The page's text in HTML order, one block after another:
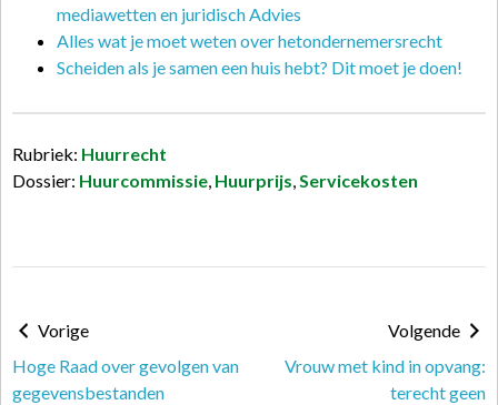
mediawetten en juridisch Advies
Alles wat je moet weten over hetondernemersrecht
Scheiden als je samen een huis hebt? Dit moet je doen!
Rubriek: Huurrecht
Dossier: Huurcommissie, Huurprijs,Servicekosten
Vorige
Hoge Raad over gevolgen van
gegevensbestanden
Volgende
Vrouw met kind in opvang:
terecht geen